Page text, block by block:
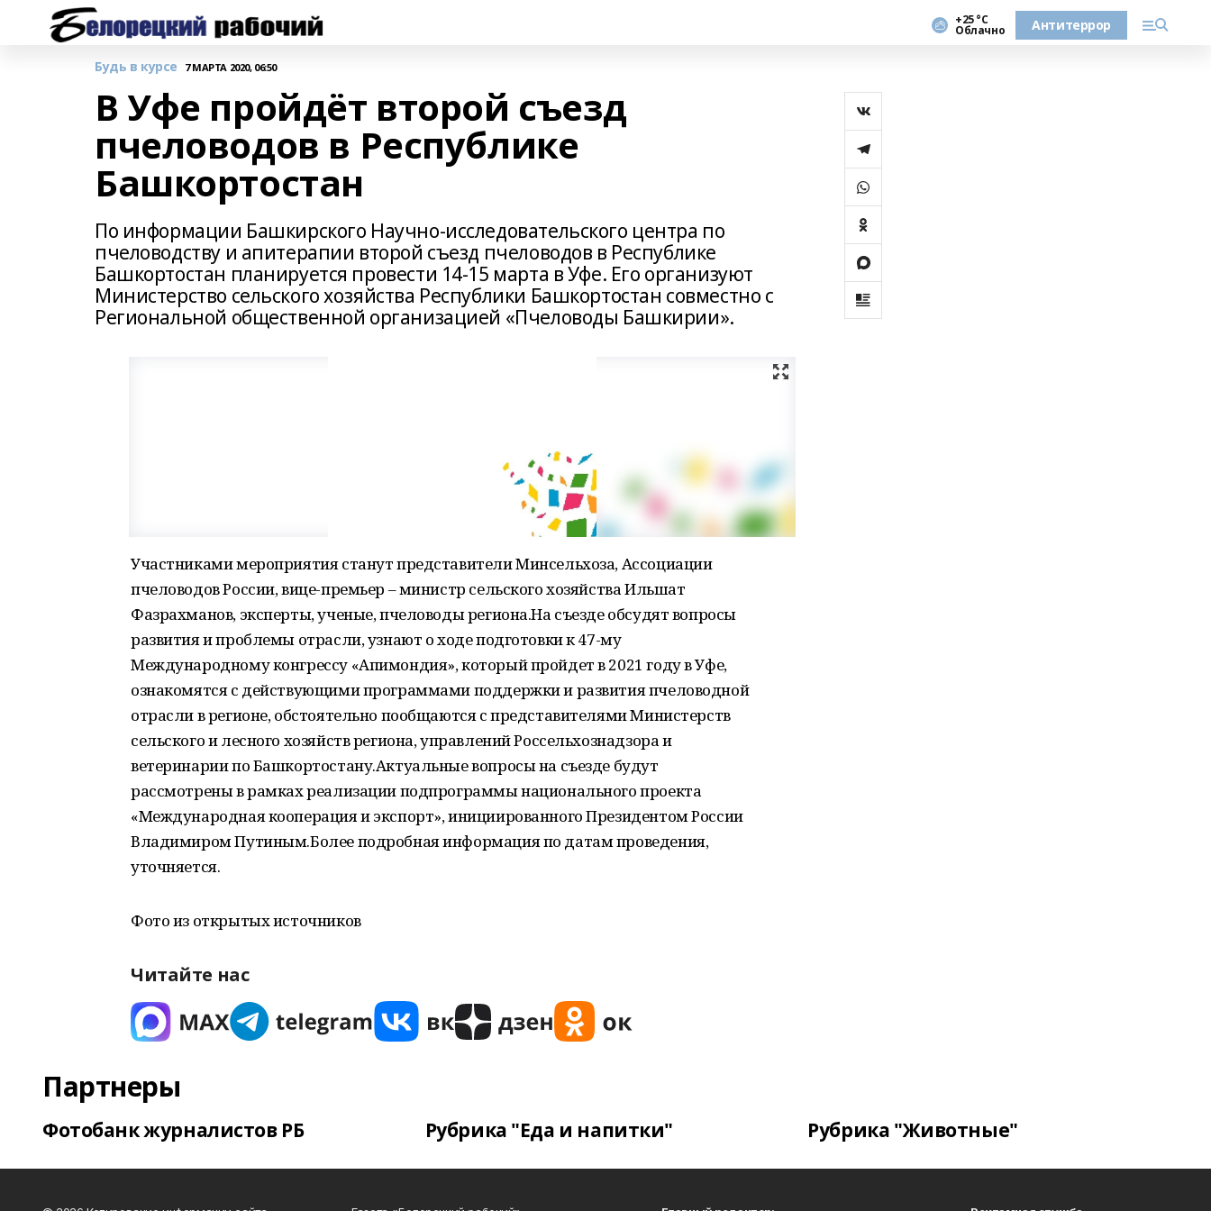
+25 °С
Облачно Антитеррор
Будь в курсе 7 МАРТА 2020, 06:50
В Уфе пройдёт второй съезд
пчеловодов в Республике
Башкортостан
По информации Башкирского Научно-исследовательского центра по
пчеловодству и апитерапии второй съезд пчеловодов в Республике
Башкортостан планируется провести 14-15 марта в Уфе. Его организуют
Министерство сельского хозяйства Республики Башкортостан совместно с
Региональной общественной организацией «Пчеловоды Башкирии».
Участниками мероприятия станут представители Минсельхоза, Ассоциации
пчеловодов России, вице-премьер – министр сельского хозяйства Ильшат
Фазрахманов, эксперты, ученые, пчеловоды региона.На съезде обсудят вопросы
развития и проблемы отрасли, узнают о ходе подготовки к 47-му
Международному конгрессу «Апимондия», который пройдет в 2021 году в Уфе,
ознакомятся с действующими программами поддержки и развития пчеловодной
отрасли в регионе, обстоятельно пообщаются с представителями Министерств
сельского и лесного хозяйств региона, управлений Россельхознадзора и
ветеринарии по Башкортостану.Актуальные вопросы на съезде будут
рассмотрены в рамках реализации подпрограммы национального проекта
«Международная кооперация и экспорт», инициированного Президентом России
Владимиром Путиным.Более подробная информация по датам проведения,
уточняется.
Фото из открытых источников
Читайте нас
Партнеры
Фотобанк журналистов РБ Рубрика "Еда и напитки" Рубрика "Животные"